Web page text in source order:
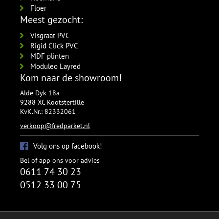
Floer
Meest gezocht:
Visgraat PVC
Rigid Click PVC
MDF plinten
Moduleo Layred
Kom naar de showroom!
Alde Dyk 18a
9288 XC Kootstertille
KvK.Nr.: 82332061
verkoop@fredparket.nl
Volg ons op facebook!
Bel of app ons voor advies
0611 74 30 23
0512 33 00 75